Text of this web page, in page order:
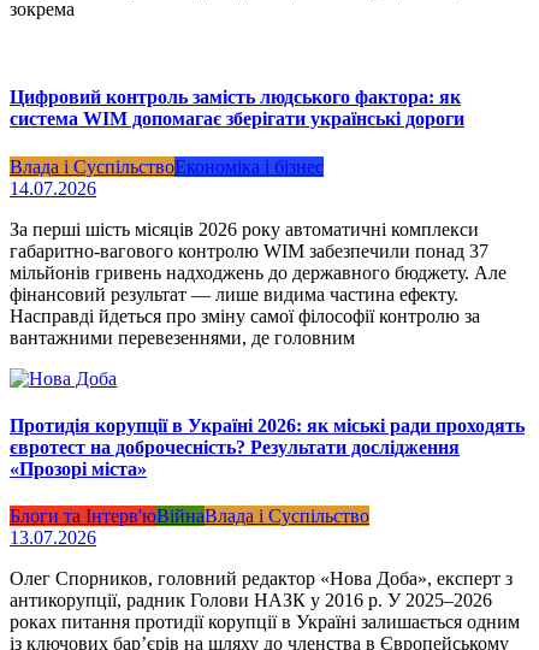
зокрема
Цифровий контроль замість людського фактора: як
система WIM допомагає зберігати українські дороги
Влада і СуспільствоЕкономіка і бізнес
14.07.2026
За перші шість місяців 2026 року автоматичні комплекси
габаритно-вагового контролю WIM забезпечили понад 37
мільйонів гривень надходжень до державного бюджету. Але
фінансовий результат — лише видима частина ефекту.
Насправді йдеться про зміну самої філософії контролю за
вантажними перевезеннями, де головним
Протидія корупції в Україні 2026: як міські ради проходять
євротест на доброчесність? Результати дослідження
«Прозорі міста»
Блоги та Інтерв'юВійнаВлада і Суспільство
13.07.2026
Олег Спорников, головний редактор «Нова Доба», експерт з
антикорупції, радник Голови НАЗК у 2016 р. У 2025–2026
роках питання протидії корупції в Україні залишається одним
із ключових бар’єрів на шляху до членства в Європейському